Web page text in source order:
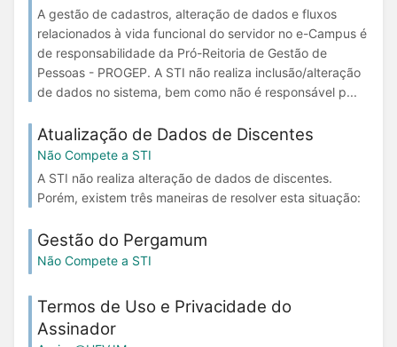
A gestão de cadastros, alteração de dados e fluxos
relacionados à vida funcional do servidor no e-Campus é
de responsabilidade da Pró-Reitoria de Gestão de
Pessoas - PROGEP. A STI não realiza inclusão/alteração
de dados no sistema, bem como não é responsável p...
Atualização de Dados de Discentes
Não Compete a STI
A STI não realiza alteração de dados de discentes.
Porém, existem três maneiras de resolver esta situação:
Gestão do Pergamum
Não Compete a STI
Termos de Uso e Privacidade do
Assinador